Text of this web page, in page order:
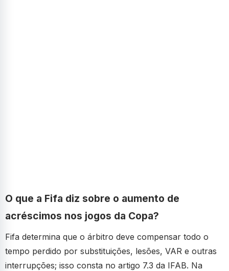
O que a Fifa diz sobre o aumento de
acréscimos nos jogos da Copa?
Fifa determina que o árbitro deve compensar todo o
tempo perdido por substituições, lesões, VAR e outras
interrupções; isso consta no artigo 7.3 da IFAB. Na